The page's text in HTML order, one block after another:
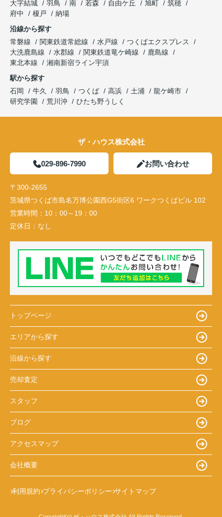
大字結城
羽鳥 南 若森 自由ケ丘 旭町
筑穂
府中
榎戸
納場
沿線から探す
常磐線
関東鉄道常総線 水戸線
つくばエクスプレス
大洗鹿島線
水郡線 関東鉄道竜ケ崎線
鹿島線
東北本線
湘南新宿ライン宇須
駅から探す
石岡
牛久 羽鳥 つくば 高浜 土浦
龍ケ崎市
研究学園
荒川沖 ひたち野うしく
ザ・ハウス株式会社
029-896-7990 お問い合わせ
〒300-2655
茨城県つくば市島名万博公園西G5街区6 ワークつくばビル 102
営業時間： 10：00～19：00
定休日： なし
トップページ
エリアから探す
沿線から探す
売却査定
スタッフ
ブログ
アクセスマップ
会社概要
利用規約 プライバシーポリシー サイトマップ